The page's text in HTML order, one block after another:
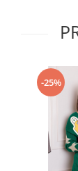
-25%